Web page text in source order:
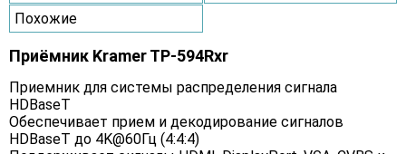
Похожие
Приёмник Kramer TP-594Rxr
Приемник для системы распределения сигнала
HDBaseT
Обеспечивает прием и декодирование сигналов
HDBaseT до 4K@60Гц (4:4:4)